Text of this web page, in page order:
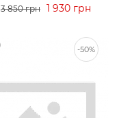
3 850 грн 1 930 грн
-50%